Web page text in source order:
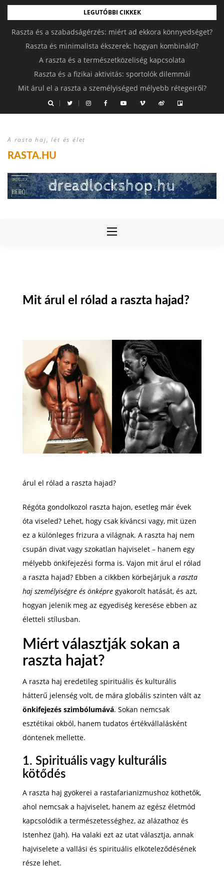
LEGUTÓBBI CIKKEK
Raszta és a szabadságérzés: miért ad ekkora könnyedséget?
Raszta és minimalista ékszerek: hogyan kombináld?
A raszta és a természetközeliség kapcsolata
Raszta és a fizikai aktivitás: sportolók dilemmái
Mit árul el a raszta a személyiséged mélyebb rétegeiről?
A rasta haj, lét és élet
RASTA.HU
Mit árul el rólad a raszta hajad?
árul el rólad a raszta hajad?
Régóta gondolkozol raszta hajon, esetleg már évek
óta viseled? Lehet, hogy csak kíváncsi vagy, mit üzen
ez a különleges frizura a világnak. A raszta haj nem
csupán divat vagy szokatlan hajviselet – hanem egy
mélyebb önkifejezési forma is. Vajon mit árul el rólad
a raszta hajad? Ebben a cikkben körbejárjuk a raszta
haj személyiségre és önképre gyakorolt hatását, és azt,
hogyan jelenik meg az egyediség keresése ebben az
életteli stílusban.
Miért választják sokan a
raszta hajat?
A raszta haj eredetileg spirituális és kulturális
hátterű jelenség volt, de mára globális szinten vált az
önkifejezés szimbólumává. Sokan nemcsak
esztétikai okból, hanem tudatos értékvállalásként
döntenek mellette.
1. Spirituális vagy kulturális
kötődés
A raszta haj gyökerei a rastafarianizmushoz köthetők,
ahol nemcsak a hajviselet, hanem az egész életmód
kapcsolódik a természetességhez, az alázathoz és
Istenhez (Jah). Ha valaki ezt az utat választja, annak
hajviselete a vallási és spirituális elköteleződésének
része lehet.